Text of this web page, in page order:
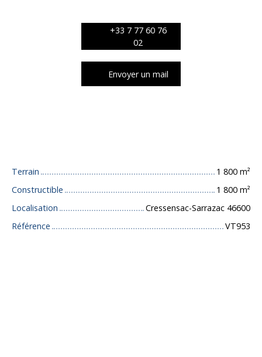
+33 7 77 60 76
02
Envoyer un mail
Terrain 1 800 m²
Constructible
1 800 m²
Localisation
Cressensac-Sarrazac 46600
Référence
VT953